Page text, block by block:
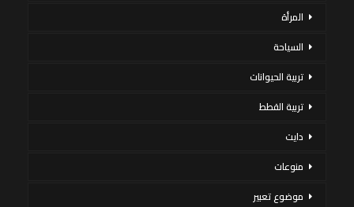
المرأة
السياحة
تربية الحيوانات
تربية القطط
دايت
منوعات
موضوع تعبير